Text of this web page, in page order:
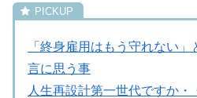
「終身雇用はもう守れない
言に思う事
人生再設計第一世代ですか・